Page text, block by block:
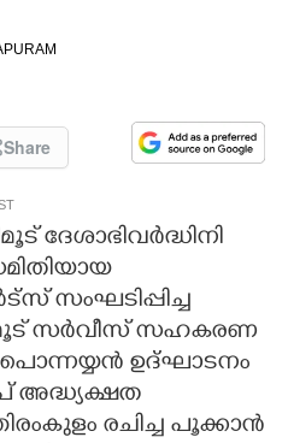
Share
ദേശാഭിവർദ്ധിനി
സംഘടിപ്പിച്ച
സർവീസ് സഹകരണ
ഉദ്ഘാടനം
അദ്ധ്യക്ഷത
രചിച്ച പൂക്കാൻ